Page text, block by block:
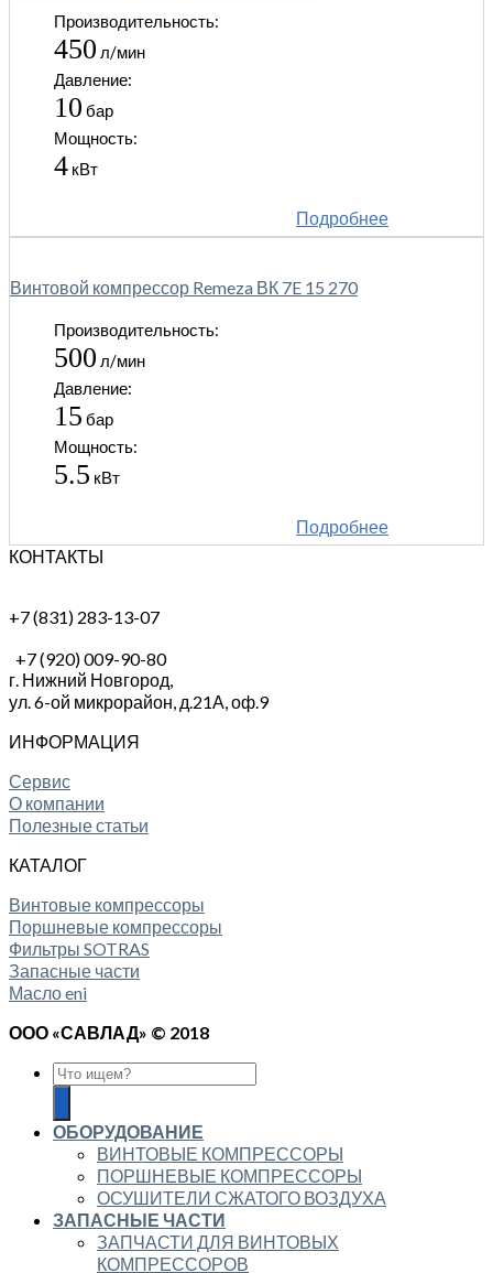
Производительность:
450 л/мин
Давление:
10 бар
Мощность:
4 кВт
Подробнее
Винтовой компрессор Remeza ВК 7E 15 270
Производительность:
500 л/мин
Давление:
15 бар
Мощность:
5.5 кВт
Подробнее
КОНТАКТЫ
+7 (831) 283-13-07
+7 (920) 009-90-80
г. Нижний Новгород,
ул. 6-ой микрорайон, д.21А, оф.9
ИНФОРМАЦИЯ
Сервис
О компании
Полезные статьи
КАТАЛОГ
Винтовые компрессоры
Поршневые компрессоры
Фильтры SOTRAS
Запасные части
Масло eni
ООО «САВЛАД» © 2018
ОБОРУДОВАНИЕ
ВИНТОВЫЕ КОМПРЕССОРЫ
ПОРШНЕВЫЕ КОМПРЕССОРЫ
ОСУШИТЕЛИ СЖАТОГО ВОЗДУХА
ЗАПАСНЫЕ ЧАСТИ
ЗАПЧАСТИ ДЛЯ ВИНТОВЫХ
КОМПРЕССОРОВ